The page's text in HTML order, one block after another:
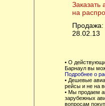
Заказать
на
Продажа:
28.02.13
• О
Барнаул вы
Подробнее о
• Дешевые
рейсы и не на
• Мы продаем
зарубежных
вопросам